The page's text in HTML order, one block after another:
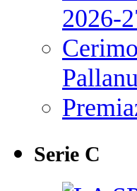
2026-
Serie C